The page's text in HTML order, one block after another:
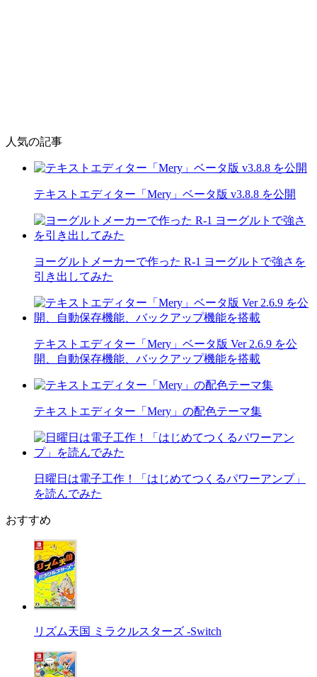
人気の記事
テキストエディター「Mery」ベータ版 v3.8.8 を公開
ヨーグルトメーカーで作った R-1 ヨーグルトで強さを
引き出してみた
テキストエディター「Mery」ベータ版 Ver 2.6.9 を公
開、自動保存機能、バックアップ機能を搭載
テキストエディター「Mery」の配色テーマ集
日曜日は電子工作！「はじめてつくるパワーアンプ」
を読んでみた
おすすめ
リズム天国 ミラクルスターズ -Switch